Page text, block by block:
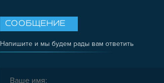
СООБЩЕНИЕ
Напишите и мы будем рады вам ответить